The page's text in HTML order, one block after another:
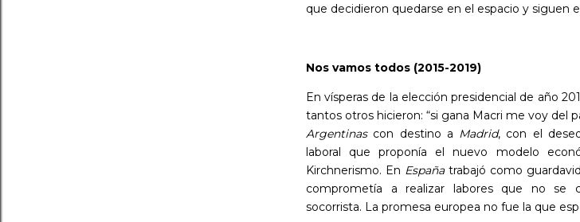
que decidieron quedarse en el espacio y siguen
Nos vamos todos (2015-2019)
En vísperas de la elección presidencial de año
tantos otros hicieron: “si gana Macri me voy del
Argentinascon destino a Madrid, con el
laboral que proponía el nuevo modelo
Kirchnerismo. En Españatrabajó como
comprometía a realizar labores que no se
socorrista. La promesa europea no fue la que